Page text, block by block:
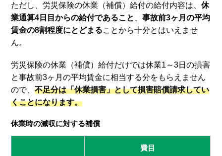
ただし、労災保険の休業（補償）給付の給付内容は、休
業通算4日目からの給付であること
、事故前3ヶ月の平均
賃金の8割程度にとどまることから十分とはいえませ
ん。
労災保険の休業（補償）給付だけでは休業1～3日の損害
と事故前3ヶ月の平均賃金に相当する分をもらえません
ので、不足分は「休業損害」として損害賠償請求してい
くことになります。
休業時の減収に対する補償
費目